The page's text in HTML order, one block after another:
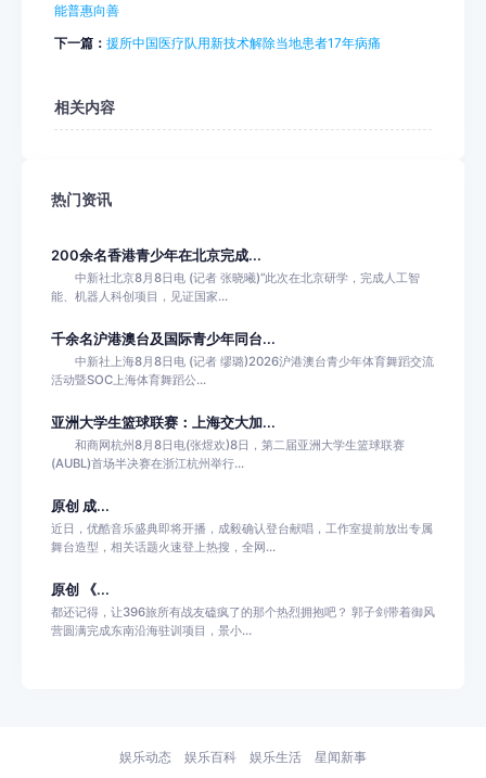
能普惠向善
下一篇： 援所中国医疗队用新技术解除当地患者17年病痛
相关内容
热门资讯
200余名香港青少年在北京完成...
中新社北京8月8日电 (记者 张晓曦)“此次在北京研学，完成人工智
能、机器人科创项目，见证国家...
千余名沪港澳台及国际青少年同台...
中新社上海8月8日电 (记者 缪璐)2026沪港澳台青少年体育舞蹈交流
活动暨SOC上海体育舞蹈公...
亚洲大学生篮球联赛：上海交大加...
和商网杭州8月8日电(张煜欢)8日，第二届亚洲大学生篮球联赛
(AUBL)首场半决赛在浙江杭州举行...
原创 成...
近日，优酷音乐盛典即将开播，成毅确认登台献唱，工作室提前放出专属
舞台造型，相关话题火速登上热搜，全网...
原创 《...
都还记得，让396旅所有战友磕疯了的那个热烈拥抱吧？ 郭子剑带着御风
营圆满完成东南沿海驻训项目，景小...
娱乐动态 娱乐百科 娱乐生活 星闻新事